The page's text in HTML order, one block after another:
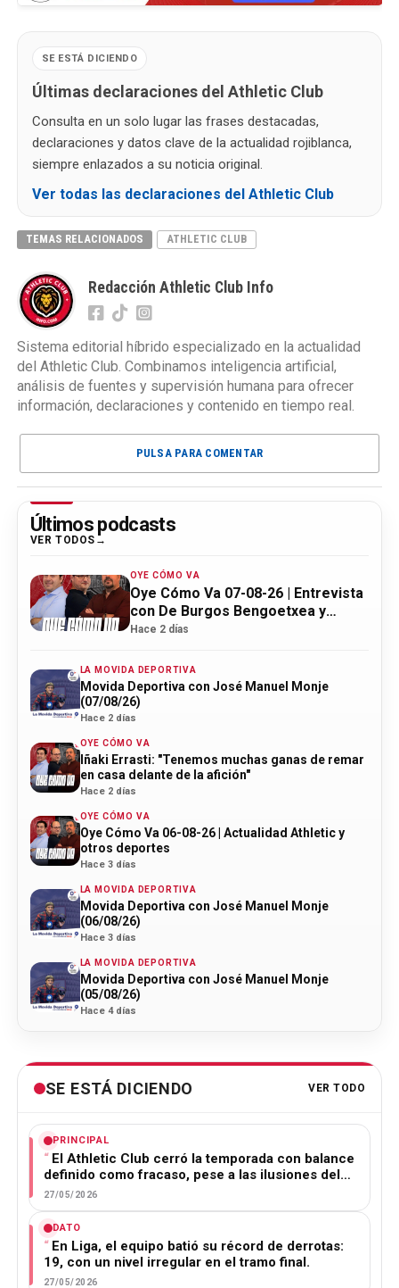
SE ESTÁ DICIENDO
Últimas declaraciones del Athletic Club
Consulta en un solo lugar las frases destacadas,
declaraciones y datos clave de la actualidad rojiblanca,
siempre enlazados a su noticia original.
Ver todas las declaraciones del Athletic Club
TEMAS RELACIONADOS ATHLETIC CLUB
Redacción Athletic Club Info
Sistema editorial híbrido especializado en la actualidad
del Athletic Club. Combinamos inteligencia artificial,
análisis de fuentes y supervisión humana para ofrecer
información, declaraciones y contenido en tiempo real.
PULSA PARA COMENTAR
Últimos podcasts
VER TODOS
OYE CÓMO VA
Oye Cómo Va 07-08-26 | Entrevista
con De Burgos Bengoetxea y
actualidad Athletic
Hace 2 días
LA MOVIDA DEPORTIVA
Movida Deportiva con José Manuel Monje
(07/08/26)
Hace 2 días
OYE CÓMO VA
Iñaki Errasti: "Tenemos muchas ganas de remar
en casa delante de la afición"
Hace 2 días
OYE CÓMO VA
Oye Cómo Va 06-08-26 | Actualidad Athletic y
otros deportes
Hace 3 días
LA MOVIDA DEPORTIVA
Movida Deportiva con José Manuel Monje
(06/08/26)
Hace 3 días
LA MOVIDA DEPORTIVA
Movida Deportiva con José Manuel Monje
(05/08/26)
Hace 4 días
SE ESTÁ DICIENDO VER TODO
PRINCIPAL
El Athletic Club cerró la temporada con balance
definido como fracaso, pese a las ilusiones del…
27/05/2026
DATO
En Liga, el equipo batió su récord de derrotas:
19, con un nivel irregular en el tramo final.
27/05/2026